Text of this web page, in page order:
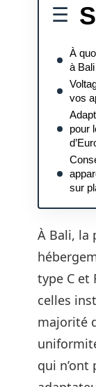
À
à
vos
pour
sur
À Bali, la
type C et
celles
majorité
qui n’ont